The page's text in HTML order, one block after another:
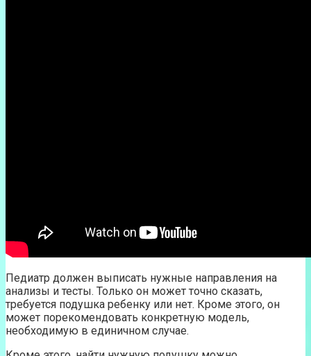
Педиатр должен выписать нужные направления на
анализы и тесты. Только он может точно сказать,
требуется подушка ребенку или нет. Кроме этого, он
может порекомендовать конкретную модель,
необходимую в единичном случае.